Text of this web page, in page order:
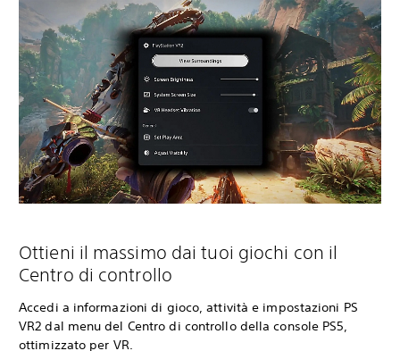
Ottieni il massimo dai tuoi giochi con il
Centro di controllo
Accedi a informazioni di gioco, attività e impostazioni PS
VR2 dal menu del Centro di controllo della console PS5,
ottimizzato per VR.